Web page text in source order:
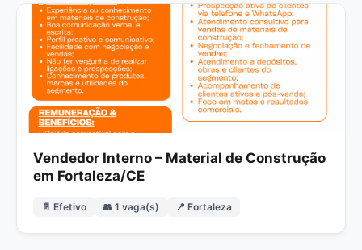
Vendedor Interno – Material de Construção
em Fortaleza/CE
📄 Efetivo 👥 1 vaga(s) 📍 Fortaleza